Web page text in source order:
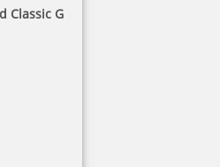
Classic G
4010 1 Liter Schwarz